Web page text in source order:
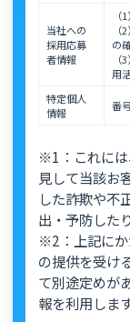
当社への
採用応募
者情報
の
用
特定個人
情報
番
※1：これには
見して当該お
した詐欺や不
出・予防した
※2：上記にか
の提供を受け
て別途定めが
報を利用します